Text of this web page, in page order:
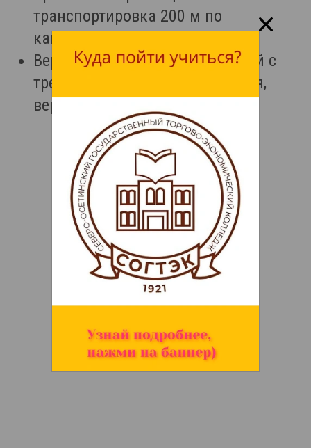
транспортировка 200 м по
каменистому склону.
Верёвочная полоса препятствий с
тремя этапами (горизонтальная,
вертикальная, наклонная).